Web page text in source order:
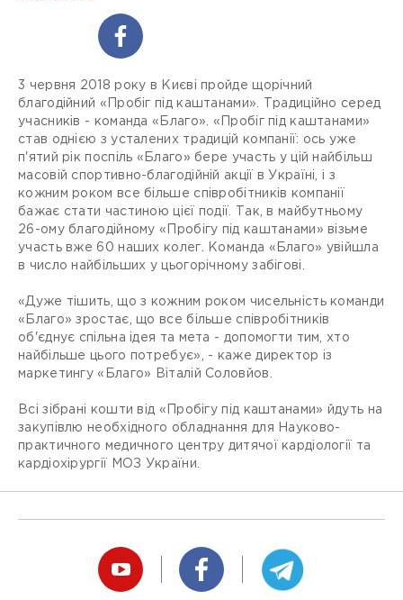
3 червня 2018 року в Києві пройде щорічний
благодійний «Пробіг під каштанами». Традиційно серед
учасників - команда «Благо». «Пробіг під каштанами»
став однією з усталених традицій компанії: ось уже
п'ятий рік поспіль «Благо» бере участь у цій найбільш
масовій спортивно-благодійній акції в Україні, і з
кожним роком все більше співробітників компанії
бажає стати частиною цієї події. Так, в майбутньому
26-ому благодійному «Пробігу під каштанами» візьме
участь вже 60 наших колег. Команда «Благо» увійшла
в число найбільших у цьогорічному забігові.
«Дуже тішить, що з кожним роком чисельність команди
«Благо» зростає, що все більше співробітників
об'єднує спільна ідея та мета - допомогти тим, хто
найбільше цього потребує», - каже директор із
маркетингу «Благо» Віталій Соловйов.
Всі зібрані кошти від «Пробігу під каштанами» йдуть на
закупівлю необхідного обладнання для Науково-
практичного медичного центру дитячої кардіології та
кардіохірургії МОЗ України.